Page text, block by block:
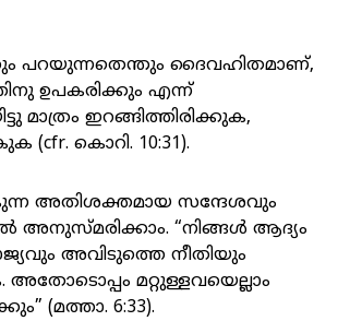
പറയുന്നതെന്തും ദൈവഹിതമാണ്,
ഉപകരിക്കും എന്ന്
മാത്രം ഇറങ്ങിത്തിരിക്കുക,
കൊറി. 10:31).
അതിശക്തമായ സന്ദേശവും
“നിങ്ങൾ ആദ്യം
അവിടുത്തെ നീതിയും
മറ്റുള്ളവയെല്ലാം
(മത്താ. 6:33).